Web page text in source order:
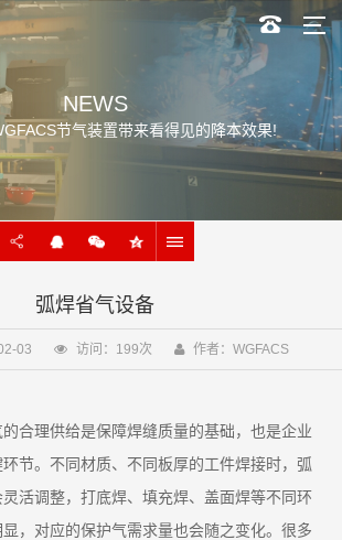
NEWS
节气装置带来看得见的降本效果!
弧焊省气设备
03 访问：199次 作者：WGFACS
合理供给是保障焊缝质量的基础，也是企业
节。不同材质、不同板厚的工件焊接时，弧
活调整，打底焊、填充焊、盖面焊等不同环
，对应的保护气需求量也会随之变化。很多